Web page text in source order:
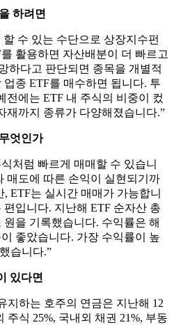
하려면
수 있는 수단으로 상장지수펀
활용하면 자산배분이 더 빠르고
하다고 판단되면 종목을 개별적
종 ETF를 매수하면 됩니다. 투
전에는 ETF 내 주식의 비중이 컸
재까지 종류가 다양해졌습니다.”
엇인가
처럼 빠르게 매매할 수 있습니
매도에 따른 손익이 실현되기까
ETF는 실시간 매매가 가능합니
입니다. 지난해 ETF 순자산 총
을 기록했습니다. 수익률은 해
좋았습니다. 가장 수익률이 높
습니다.”
있다면
지하는 호주의 연금은 지난해 12
주식 25%, 국내외 채권 21%, 부동